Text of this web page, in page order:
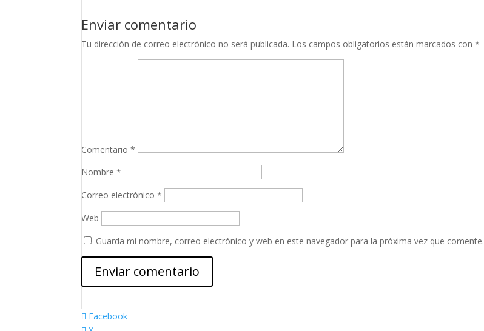
Enviar comentario
Tu dirección de correo electrónico no será publicada. Los campos obligatorios están marcados con*
Comentario*
Nombre*
Correo electrónico*
Web
Guarda mi nombre, correo electrónico y web en este navegador para la próxima vez que comente.
Facebook